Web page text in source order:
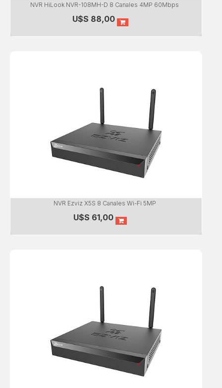
NVR HiLook NVR-108MH-D 8 Canales 4MP 60Mbps
U$S 88,00
NVR Ezviz X5S 8 Canales Wi-Fi 5MP
U$S 61,00